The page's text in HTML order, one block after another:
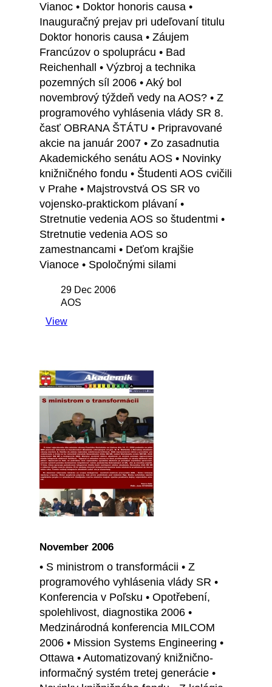
Vianoc • Doktor honoris causa •
Inauguračný prejav pri udeľovaní titulu
Doktor honoris causa • Záujem
Francúzov o spoluprácu • Bad
Reichenhall • Výzbroj a technika
pozemných síl 2006 • Aký bol
novembrový týždeň vedy na AOS? • Z
programového vyhlásenia vlády SR 8.
časť OBRANA ŠTÁTU • Pripravované
akcie na január 2007 • Zo zasadnutia
Akademického senátu AOS • Novinky
knižničného fondu • Študenti AOS cvičili
v Prahe • Majstrovstvá OS SR vo
vojensko-praktickom plávaní •
Stretnutie vedenia AOS so študentmi •
Stretnutie vedenia AOS so
zamestnancami • Deťom krajšie
Vianoce • Spoločnými silami
29 Dec 2006
AOS
View
November 2006
• S ministrom o transformácii • Z
programového vyhlásenia vlády SR •
Konferencia v Poľsku • Opotřebení,
spolehlivost, diagnostika 2006 •
Medzinárodná konferencia MILCOM
2006 • Mission Systems Engineering •
Ottawa • Automatizovaný knižnično-
informačný systém tretej generácie •